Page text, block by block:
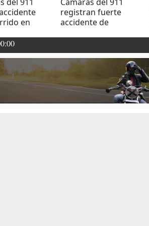
en
registran fuerte
accidente de